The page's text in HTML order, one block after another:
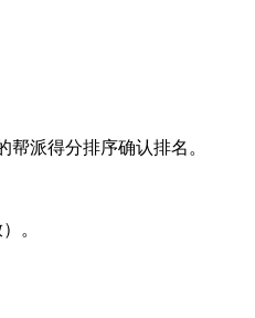
派得分排序确认排名。
。